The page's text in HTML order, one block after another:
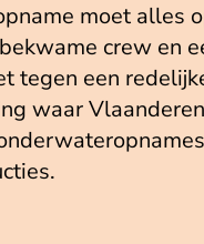
moet alles
crew en
tegen een
waar